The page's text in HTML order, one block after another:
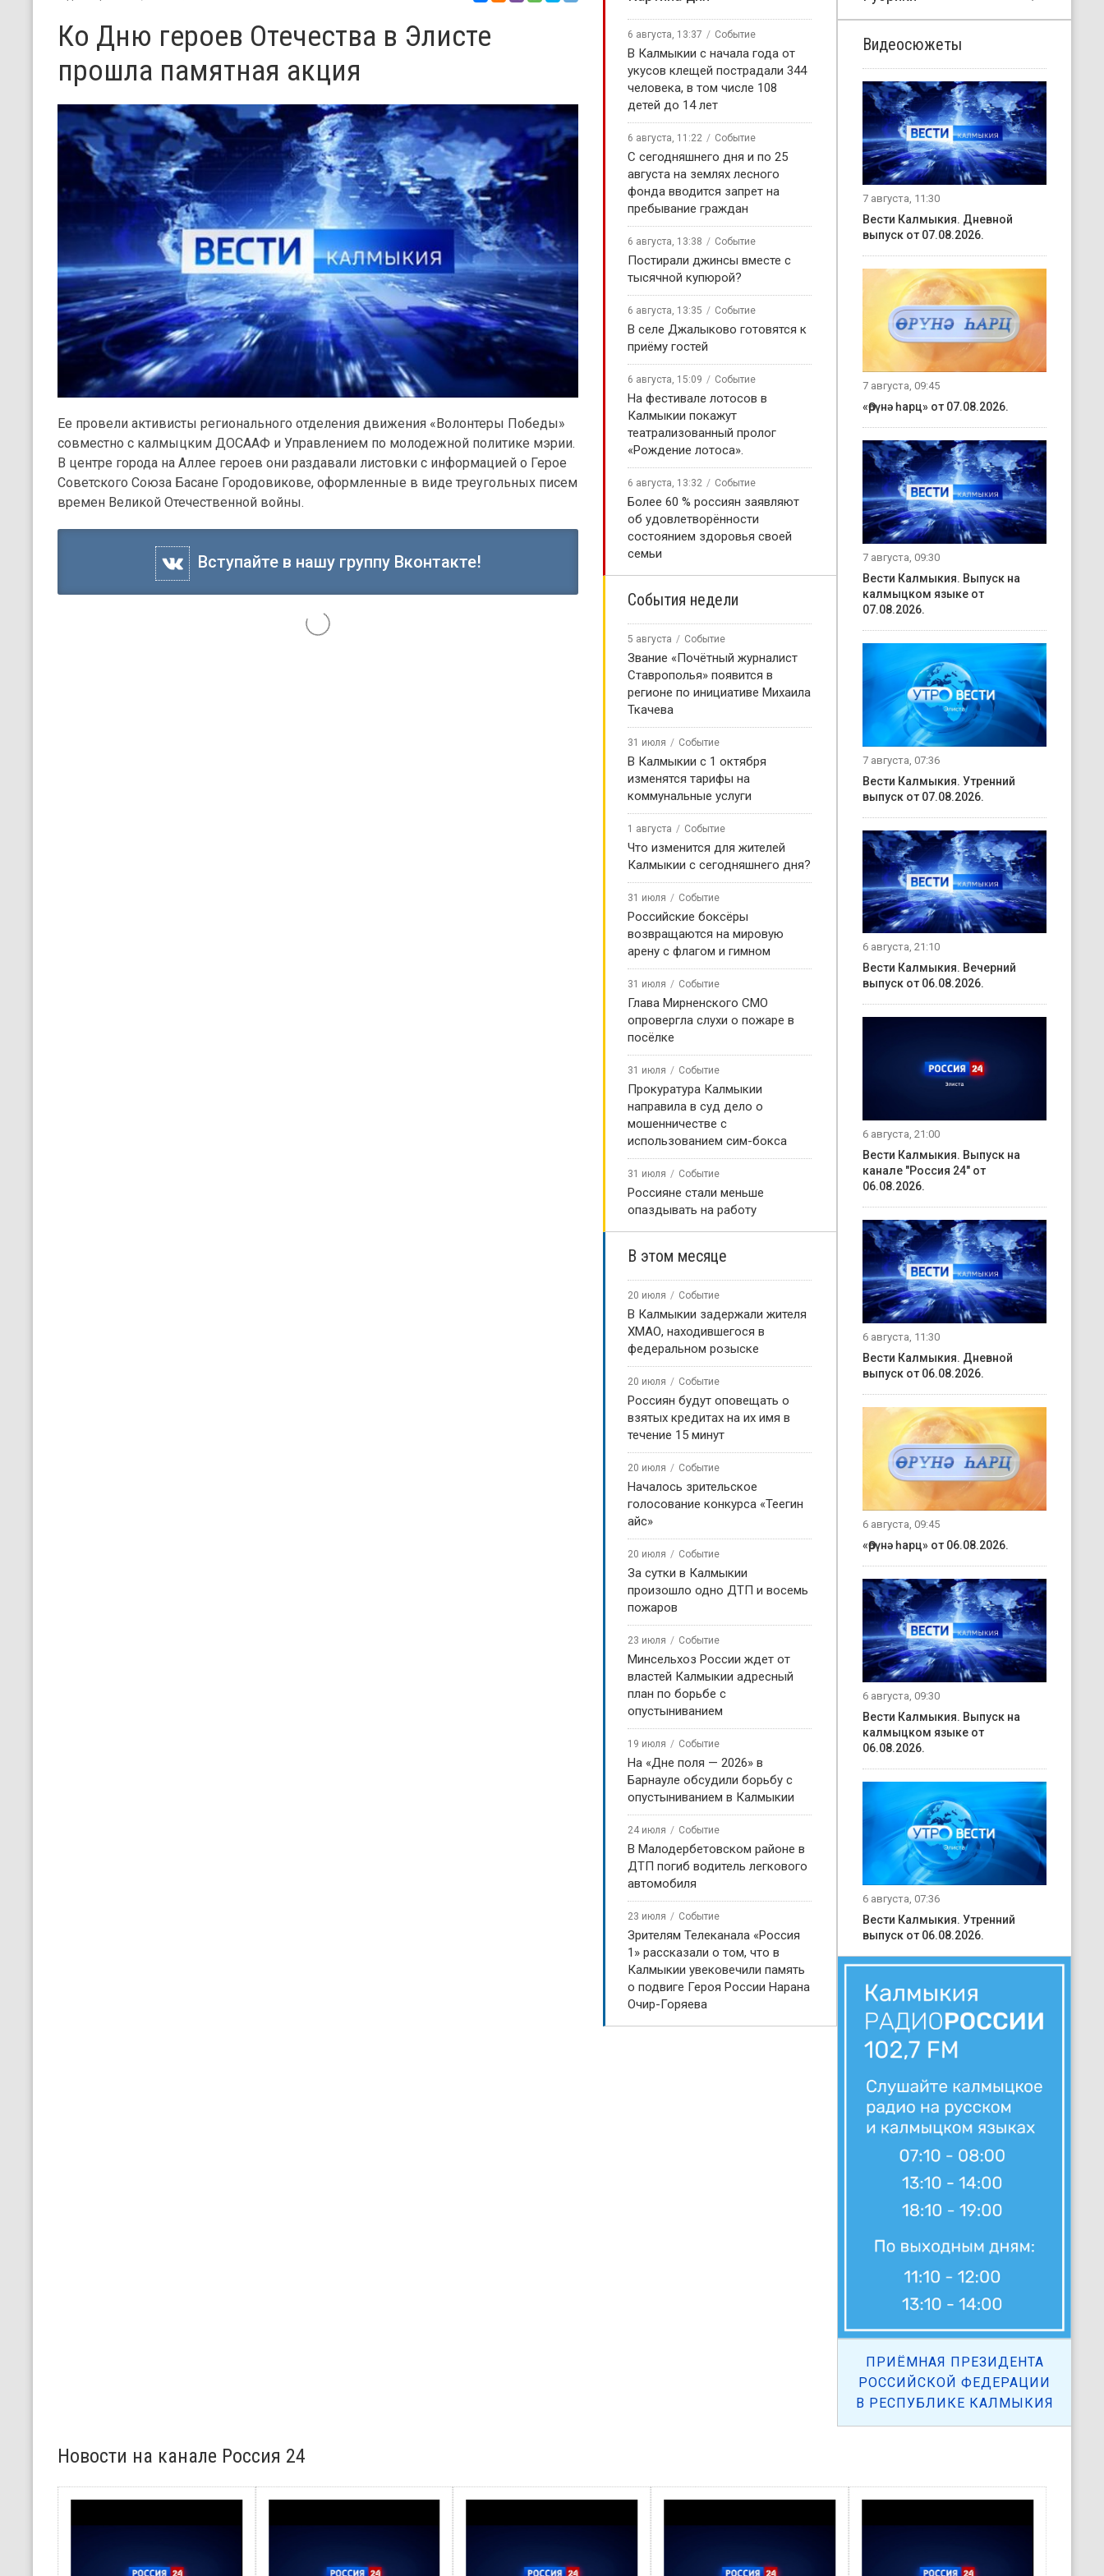
Ко Дню героев Отечества в Элисте
прошла памятная акция
Ее провели активисты регионального отделения движения «Волонтеры Победы»
совместно с калмыцким ДОСААФ и Управлением по молодежной политике мэрии.
В центре города на Аллее героев они раздавали листовки с информацией о Герое
Советского Союза Басане Городовикове, оформленные в виде треугольных писем
времен Великой Отечественной войны.
Вступайте в нашу группу Вконтакте!
6 августа, 13:37 Событие
В Калмыкии с начала года от
укусов клещей пострадали 344
человека, в том числе 108
детей до 14 лет
6 августа, 11:22 Событие
С сегодняшнего дня и по 25
августа на землях лесного
фонда вводится запрет на
пребывание граждан
6 августа, 13:38 Событие
Постирали джинсы вместе с
тысячной купюрой?
6 августа, 13:35 Событие
В селе Джалыково готовятся к
приёму гостей
6 августа, 15:09 Событие
На фестивале лотосов в
Калмыкии покажут
театрализованный пролог
«Рождение лотоса».
6 августа, 13:32 Событие
Более 60 % россиян заявляют
об удовлетворённости
состоянием здоровья своей
семьи
События недели
5 августа Событие
Звание «Почётный журналист
Ставрополья» появится в
регионе по инициативе Михаила
Ткачева
31 июля Событие
В Калмыкии с 1 октября
изменятся тарифы на
коммунальные услуги
1 августа Событие
Что изменится для жителей
Калмыкии с сегодняшнего дня?
31 июля Событие
Российские боксёры
возвращаются на мировую
арену с флагом и гимном
31 июля Событие
Глава Мирненского СМО
опровергла слухи о пожаре в
посёлке
31 июля Событие
Прокуратура Калмыкии
направила в суд дело о
мошенничестве с
использованием сим-бокса
31 июля Событие
Россияне стали меньше
опаздывать на работу
В этом месяце
20 июля Событие
В Калмыкии задержали жителя
ХМАО, находившегося в
федеральном розыске
20 июля Событие
Россиян будут оповещать о
взятых кредитах на их имя в
течение 15 минут
20 июля Событие
Началось зрительское
голосование конкурса «Теегин
айс»
20 июля Событие
За сутки в Калмыкии
произошло одно ДТП и восемь
пожаров
23 июля Событие
Минсельхоз России ждет от
властей Калмыкии адресный
план по борьбе с
опустыниванием
19 июля Событие
На «Дне поля — 2026» в
Барнауле обсудили борьбу с
опустыниванием в Калмыкии
24 июля Событие
В Малодербетовском районе в
ДТП погиб водитель легкового
автомобиля
23 июля Событие
Зрителям Телеканала «Россия
1» рассказали о том, что в
Калмыкии увековечили память
о подвиге Героя России Нарана
Очир-Горяева
Видеосюжеты
7 августа, 11:30
Вести Калмыкия. Дневной
выпуск от 07.08.2026.
7 августа, 09:45
«Өрүнә һарц» от 07.08.2026.
7 августа, 09:30
Вести Калмыкия. Выпуск на
калмыцком языке от
07.08.2026.
7 августа, 07:36
Вести Калмыкия. Утренний
выпуск от 07.08.2026.
6 августа, 21:10
Вести Калмыкия. Вечерний
выпуск от 06.08.2026.
6 августа, 21:00
Вести Калмыкия. Выпуск на
канале "Россия 24" от
06.08.2026.
6 августа, 11:30
Вести Калмыкия. Дневной
выпуск от 06.08.2026.
6 августа, 09:45
«Өрүнә һарц» от 06.08.2026.
6 августа, 09:30
Вести Калмыкия. Выпуск на
калмыцком языке от
06.08.2026.
6 августа, 07:36
Вести Калмыкия. Утренний
выпуск от 06.08.2026.
ПРИЁМНАЯ ПРЕЗИДЕНТА
РОССИЙСКОЙ ФЕДЕРАЦИИ
В РЕСПУБЛИКЕ КАЛМЫКИЯ
Новости на канале Россия 24